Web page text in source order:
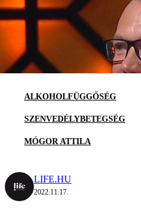
ALKOHOLFÜGGŐSÉG
SZENVEDÉLYBETEGSÉG
MÓGOR ATTILA
LIFE.HU
2022.11.17.